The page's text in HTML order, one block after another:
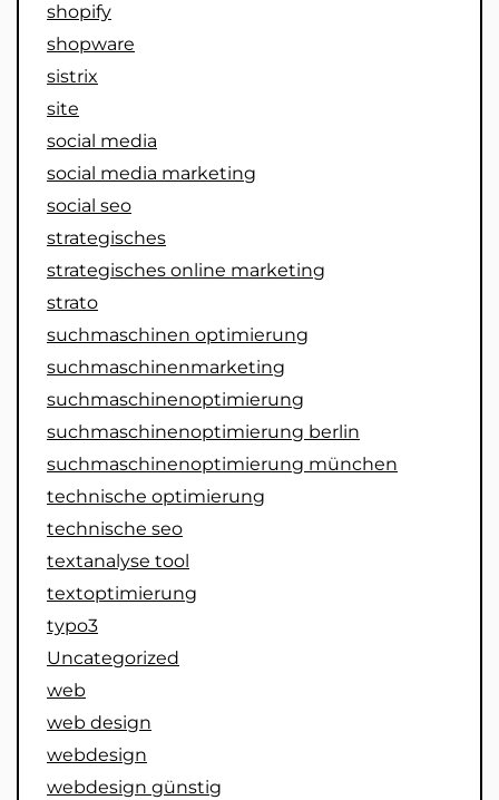
shopify
shopware
sistrix
site
social media
social media marketing
social seo
strategisches
strategisches online marketing
strato
suchmaschinen optimierung
suchmaschinenmarketing
suchmaschinenoptimierung
suchmaschinenoptimierung berlin
suchmaschinenoptimierung münchen
technische optimierung
technische seo
textanalyse tool
textoptimierung
typo3
Uncategorized
web
web design
webdesign
webdesign günstig